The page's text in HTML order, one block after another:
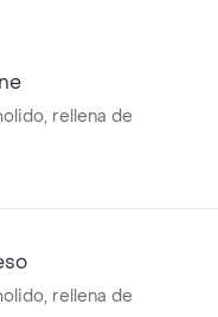
rellena de
rellena de